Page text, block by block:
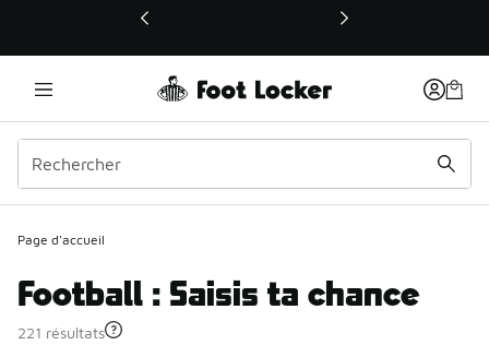
Ce lien ouvrira une nouvelle fenêtre
Page d'accueil
Football : Saisis ta chance
221 résultats